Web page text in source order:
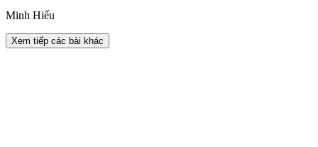
Minh Hiếu
Xem tiếp các bài khác